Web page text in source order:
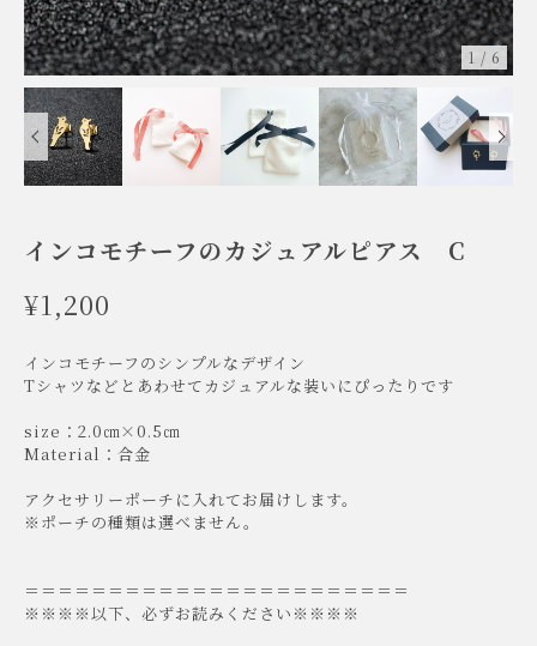
1 / 6
インコモチーフのカジュアルピアス C
¥1,200
インコモチーフのシンプルなデザイン
Tシャツなどとあわせてカジュアルな装いにぴったりです
size：2.0㎝×0.5㎝
Material：合金
アクセサリーポーチに入れてお届けします。
※ポーチの種類は選べません。
＝＝＝＝＝＝＝＝＝＝＝＝＝＝＝＝＝＝＝＝＝＝＝
※※※※以下、必ずお読みください※※※※